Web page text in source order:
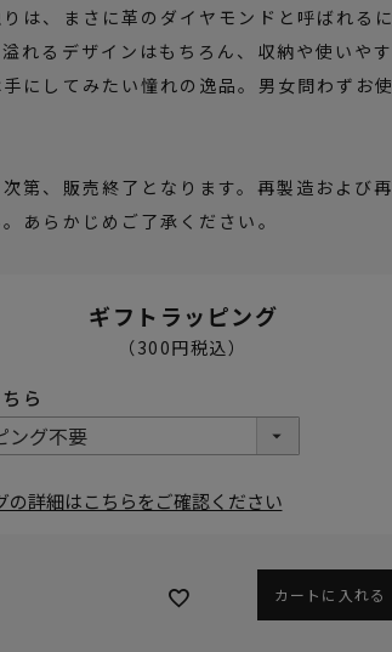
は、まさに革のダイヤモンドと呼ばれるに
れるデザインはもちろん、収納や使いやす
にしてみたい憧れの逸品。男女問わずお使
第、販売終了となります。再製造および再
あらかじめご了承ください。
ギフトラッピング
の詳細はこちらをご確認ください
カートに入れる